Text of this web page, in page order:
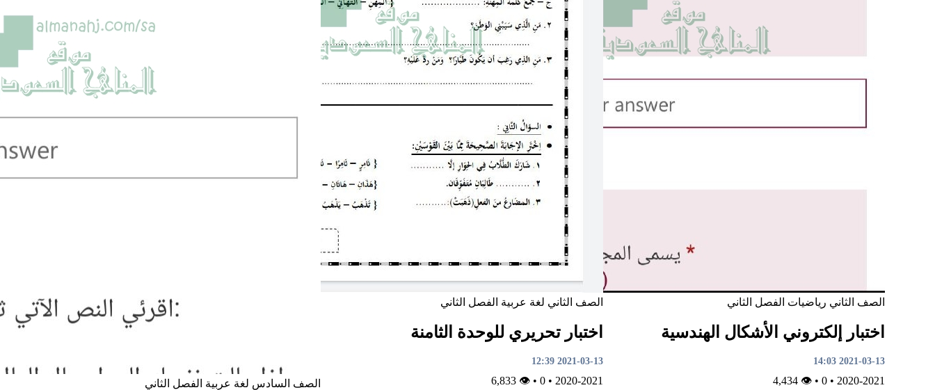
الصف الثاني رياضيات الفصل الثاني
اختبار إلكتروني الأشكال الهندسية
2021-03-13 14:03
2020-2021
•
•
👁 4,434
الصف الثاني لغة عربية الفصل الثاني
اختبار تحريري للوحدة الثامنة
2021-03-13 12:39
2020-2021
•
0
•
👁 6,833
الصف السادس لغة عربية الفصل الثاني